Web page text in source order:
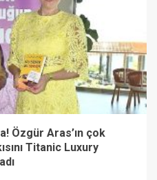
Özgür Aras’ın çok
Titanic Luxury